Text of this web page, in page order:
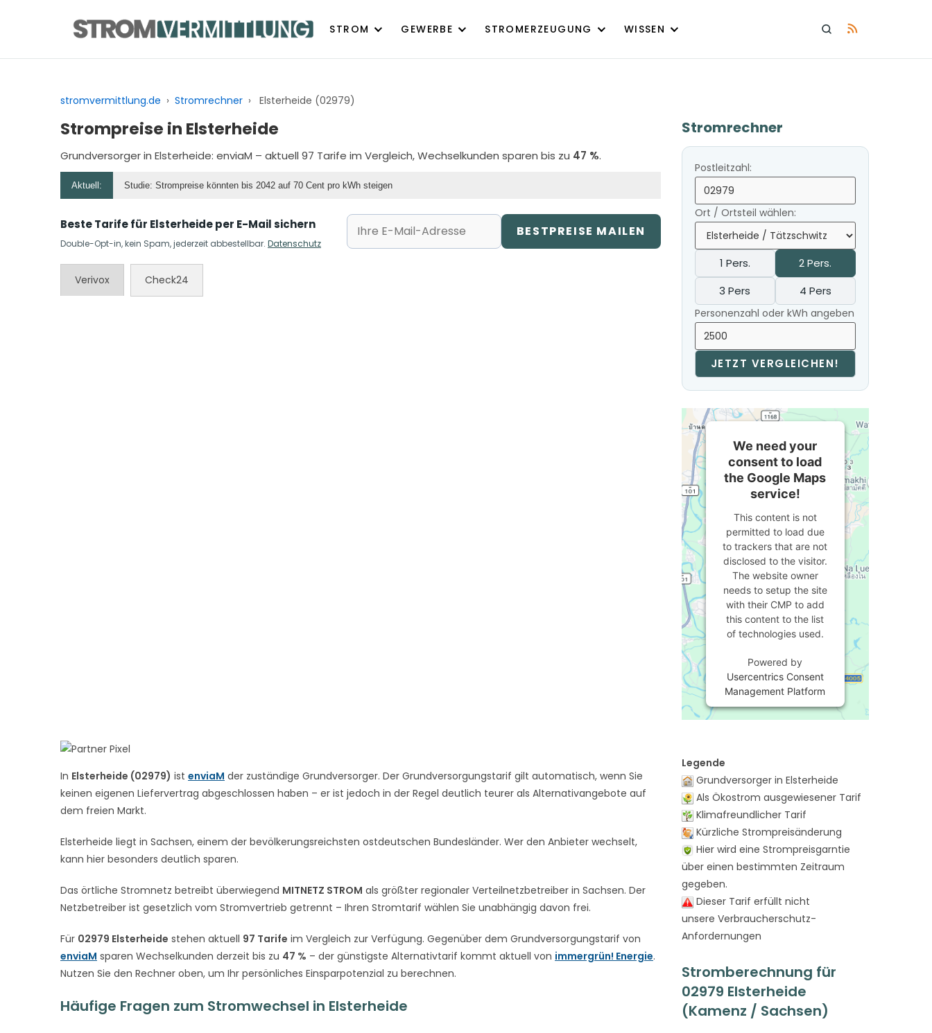
STROM GEWERBE STROMERZEUGUNG WISSEN
stromvermittlung.de › Stromrechner › Elsterheide (02979)
Strompreise in Elsterheide
Grundversorger in Elsterheide: enviaM – aktuell 97 Tarife im Vergleich, Wechselkunden sparen bis zu 47 %.
In Elsterheide (02979) ist enviaM der zuständige Grundversorger. Der Grundversorgungstarif gilt automatisch, wenn Sie
keinen eigenen Liefervertrag abgeschlossen haben – er ist jedoch in der Regel deutlich teurer als Alternativangebote auf
dem freien Markt.
Elsterheide liegt in Sachsen, einem der bevölkerungsreichsten ostdeutschen Bundesländer. Wer den Anbieter wechselt,
kann hier besonders deutlich sparen.
Das örtliche Stromnetz betreibt überwiegend MITNETZ STROM als größter regionaler Verteilnetzbetreiber in Sachsen. Der
Netzbetreiber ist gesetzlich vom Stromvertrieb getrennt – Ihren Stromtarif wählen Sie unabhängig davon frei.
Für 02979 Elsterheide stehen aktuell 97 Tarife im Vergleich zur Verfügung. Gegenüber dem Grundversorgungstarif von
enviaM sparen Wechselkunden derzeit bis zu 47 % – der günstigste Alternativtarif kommt aktuell von immergrün! Energie.
Nutzen Sie den Rechner oben, um Ihr persönliches Einsparpotenzial zu berechnen.
Häufige Fragen zum Stromwechsel in Elsterheide
Aktuell: Studie: Strompreise könnten bis 2042 auf 70 Cent pro kWh steigen
Beste Tarife für Elsterheide per E-Mail sichern
Double-Opt-in, kein Spam, jederzeit abbestellbar. Datenschutz
BESTPREISE MAILEN
Verivox Check24
Stromrechner
Postleitzahl:
Ort / Ortsteil wählen:
1 Pers.
2 Pers.
3 Pers
4 Pers
Personenzahl oder kWh angeben
JETZT VERGLEICHEN!
We need your
consent to load
the Google Maps
service!
This content is not
permitted to load due
to trackers that are not
disclosed to the visitor.
The website owner
needs to setup the site
with their CMP to add
this content to the list
of technologies used.
Powered by
Usercentrics Consent
Management Platform
Legende
Grundversorger in Elsterheide
Als Ökostrom ausgewiesener Tarif
Klimafreundlicher Tarif
Kürzliche Strompreisänderung
Hier wird eine Strompreisgarntie
über einen bestimmten Zeitraum
gegeben.
Dieser Tarif erfüllt nicht
unsere Verbraucherschutz-
Anfordernungen
Stromberechnung für
02979 Elsterheide
(Kamenz / Sachsen)